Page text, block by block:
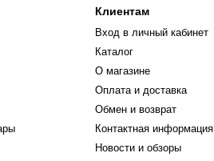
Клиентам
Вход в личный кабинет
Каталог
О магазине
Оплата и доставка
Обмен и возврат
Контактная информация
Новости и обзоры